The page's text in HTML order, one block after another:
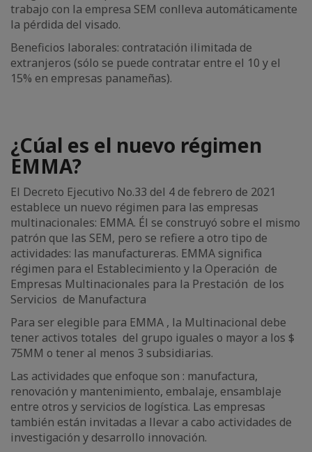
trabajo con la empresa SEM conlleva automáticamente
la pérdida del visado.
Beneficios laborales: contratación ilimitada de
extranjeros (sólo se puede contratar entre el 10 y el
15% en empresas panameñas).
¿Cúal es el nuevo régimen
EMMA?
El Decreto Ejecutivo No.33 del 4 de febrero de 2021
establece un nuevo régimen para las empresas
multinacionales: EMMA. Él se construyó sobre el mismo
patrón que las SEM, pero se refiere a otro tipo de
actividades: las manufactureras. EMMA significa
régimen para el Establecimiento y la Operación de
Empresas Multinacionales para la Prestación de los
Servicios de Manufactura
Para ser elegible para EMMA , la Multinacional debe
tener activos totales del grupo iguales o mayor a los $
75MM o tener al menos 3 subsidiarias.
Las actividades que enfoque son : manufactura,
renovación y mantenimiento, embalaje, ensamblaje
entre otros y servicios de logística. Las empresas
también están invitadas a llevar a cabo actividades de
investigación y desarrollo innovación.